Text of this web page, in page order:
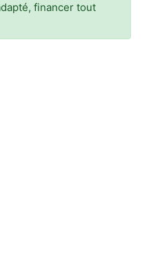
financer tout